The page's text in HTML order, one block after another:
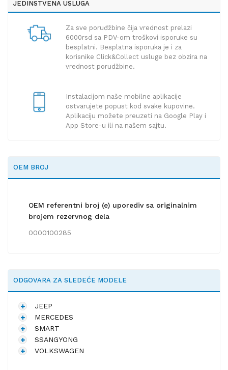
JEDINSTVENA USLUGA
Za sve poruđžbine čija vrednost prelazi
6000rsd sa PDV-om troškovi isporuke su
besplatni. Besplatna isporuka je i za
korisnike Click&Collect usluge bez obzira na
vrednost porudžbine.
Instalacijom naše mobilne aplikacije
ostvarujete popust kod svake kupovine.
Aplikaciju možete preuzeti na Google Play i
App Store-u ili na našem sajtu.
OEM BROJ
OEM referentni broj (e) uporediv sa originalnim
brojem rezervnog dela
0000100285
ODGOVARA ZA SLEDEĆE MODELE
JEEP
MERCEDES
SMART
SSANGYONG
VOLKSWAGEN